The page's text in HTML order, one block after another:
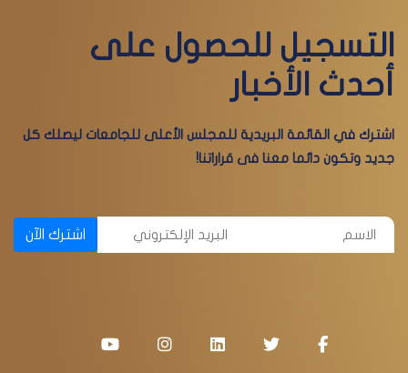
التسجيل للحصول على
أحدث الأخبار
اشترك في القائمة البريدية للمجلس الأعلى للجامعات ليصلك كل
جديد وتكون دائما معنا فى قراراتنا!
اشترك الآن